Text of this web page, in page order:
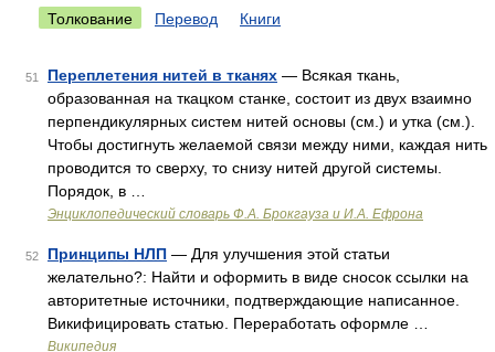
Толкование Перевод Книги
51 Переплетения нитей в тканях — Всякая ткань,
образованная на ткацком станке, состоит из двух взаимно
перпендикулярных систем нитей основы (см.) и утка (см.).
Чтобы достигнуть желаемой связи между ними, каждая нить
проводится то сверху, то снизу нитей другой системы.
Порядок, в …
Энциклопедический словарь Ф.А. Брокгауза и И.А. Ефрона
52 Принципы НЛП — Для улучшения этой статьи
желательно?: Найти и оформить в виде сносок ссылки на
авторитетные источники, подтверждающие написанное.
Викифицировать статью. Переработать оформле …
Википедия